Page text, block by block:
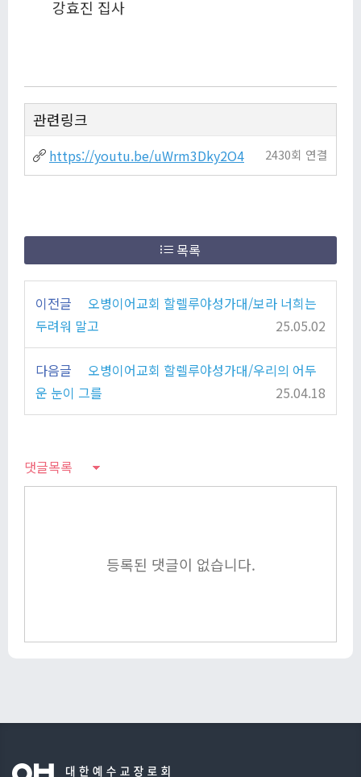
강효진 집사
관련링크
https://youtu.be/uWrm3Dky2O4 2430회 연결
목록
이전글
오병이어교회 할렐루야성가대/보라 너희는
두려워 말고
25.05.02
다음글
오병이어교회 할렐루야성가대/우리의 어두
운 눈이 그를
25.04.18
댓글목록
등록된 댓글이 없습니다.